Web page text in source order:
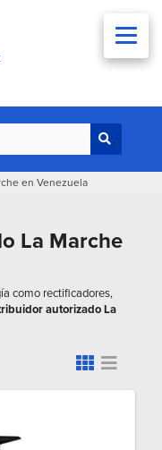
en Venezuela
La Marche
como rectificadores,
autorizado La